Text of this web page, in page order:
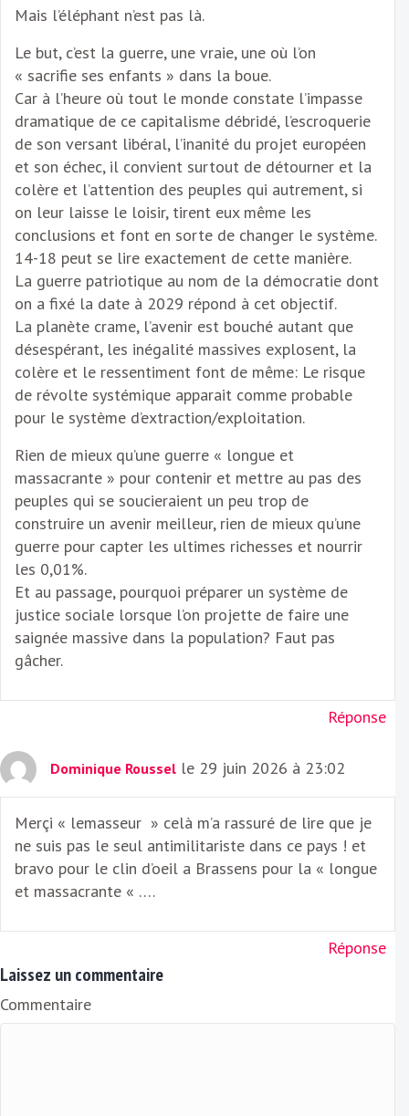
Mais l’éléphant n’est pas là.
Le but, c’est la guerre, une vraie, une où l’on
« sacrifie ses enfants » dans la boue.
Car à l’heure où tout le monde constate l’impasse
dramatique de ce capitalisme débridé, l’escroquerie
de son versant libéral, l’inanité du projet européen
et son échec, il convient surtout de détourner et la
colère et l’attention des peuples qui autrement, si
on leur laisse le loisir, tirent eux même les
conclusions et font en sorte de changer le système.
14-18 peut se lire exactement de cette manière.
La guerre patriotique au nom de la démocratie dont
on a fixé la date à 2029 répond à cet objectif.
La planète crame, l’avenir est bouché autant que
désespérant, les inégalité massives explosent, la
colère et le ressentiment font de même: Le risque
de révolte systémique apparait comme probable
pour le système d’extraction/exploitation.
Rien de mieux qu’une guerre « longue et
massacrante » pour contenir et mettre au pas des
peuples qui se soucieraient un peu trop de
construire un avenir meilleur, rien de mieux qu’une
guerre pour capter les ultimes richesses et nourrir
les 0,01%.
Et au passage, pourquoi préparer un système de
justice sociale lorsque l’on projette de faire une
saignée massive dans la population? Faut pas
gâcher.
Réponse
Dominique Roussel le 29 juin 2026 à 23:02
Merçi « lemasseur » celà m’a rassuré de lire que je
ne suis pas le seul antimilitariste dans ce pays ! et
bravo pour le clin d’oeil a Brassens pour la « longue
et massacrante « ….
Réponse
Laissez un commentaire
Commentaire